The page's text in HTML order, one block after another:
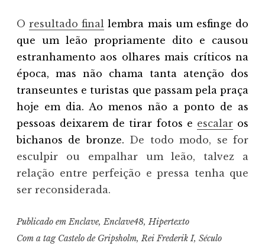
Oresultado final lembra mais um esfinge do
que um leão propriamente dito e causou
estranhamento aos olhares mais críticos na
época, mas não chama tanta atenção dos
transeuntes e turistas que passam pela praça
hoje em dia. Ao menos não a ponto de as
pessoas deixarem de tirar fotos e escalaros
bichanos de bronze. De todo modo, se for
esculpir ou empalhar um leão, talvez a
relação entre perfeição e pressa tenha que
ser reconsiderada.
Publicado emEnclave,Enclave48,Hipertexto
Com a tag Castelo de Gripsholm, Rei Frederik I, Século